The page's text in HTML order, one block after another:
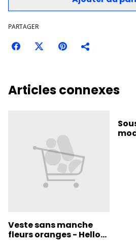
PARTAGER
Articles connexes
Veste sans manche
fleurs oranges - Hello